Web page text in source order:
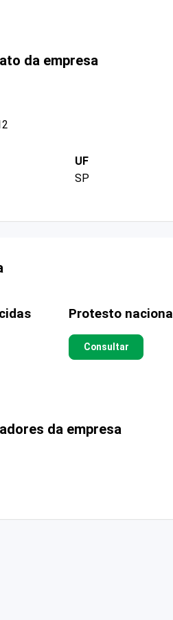
da empresa
UF
SP
Protesto nacional
Consultar
da empresa